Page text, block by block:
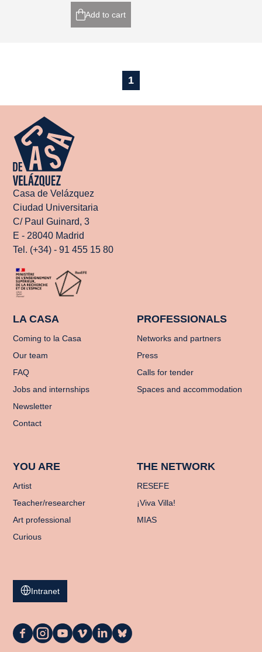
Add to cart
1
Casa de Velázquez
Ciudad Universitaria
C/ Paul Guinard, 3
E - 28040 Madrid
Tel. (+34) - 91 455 15 80
LA CASA
Coming to la Casa
Our team
FAQ
Jobs and internships
Newsletter
Contact
PROFESSIONALS
Networks and partners
Press
Calls for tender
Spaces and accommodation
YOU ARE
Artist
Teacher/researcher
Art professional
Curious
THE NETWORK
RESEFE
¡Viva Villa!
MIAS
Intranet
La
La
La
La
La
La